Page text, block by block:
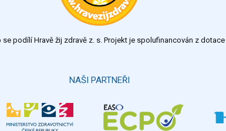
podílí Hravě žij zdravě z. s. Projekt je spolufinancován z
NAŠI PARTNEŘI